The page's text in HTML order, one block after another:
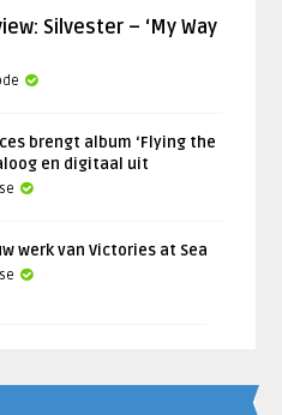
Silvester – ‘My Way
brengt album ‘Flying the
en digitaal uit
werk van Victories at Sea